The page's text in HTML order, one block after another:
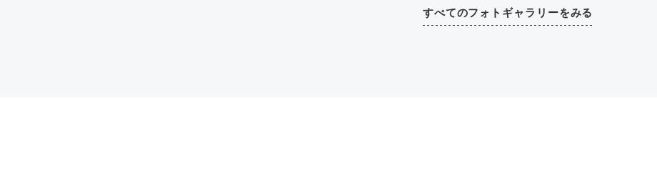
すべてのフォトギャラリーをみる